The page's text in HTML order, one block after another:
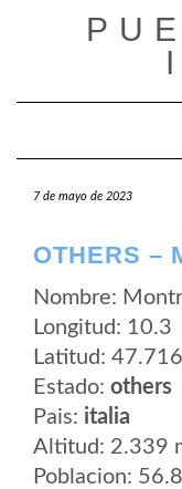
7 de mayo de 2023
OTHERS –
Nombre:
Longitud: 10.3
Latitud:
Estado: others
Pais: italia
Altitud: 2.339
Poblacion: